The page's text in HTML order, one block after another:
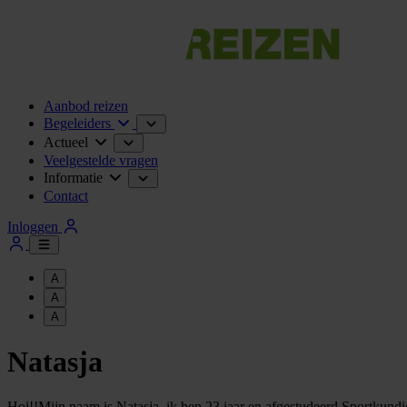
Aanbod reizen
Begeleiders
Actueel
Veelgestelde vragen
Informatie
Contact
Inloggen
A
A
A
Natasja